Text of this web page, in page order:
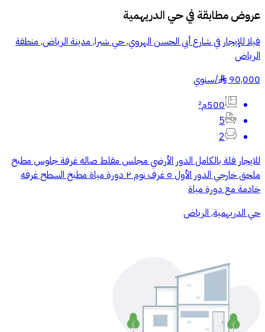
عروض مطابقة فيحي الدريهمية
فيلا للإيجار في شارع أبي الحسن الهروي, حي شبرا, مدينة الرياض, منطقة
الرياض
90,000
§
/سنوي
500م²
5
2
للايجار فلة بالكامل الدور الأرضي مجلس مقلط صاله غرفة جلوس مطبخ
ملحق خارجي الدور الأول ٥ غرف نوم ٢ دورة مياة مطبخ السطح غرفه
خادمة مع دورة مياة
حي الدريهمية, الرياض